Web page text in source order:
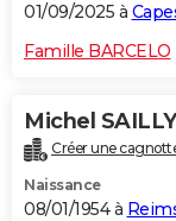
01/09/2025 à
Famille BARCELO
Michel
Créer une
Naissance
08/01/1954 à